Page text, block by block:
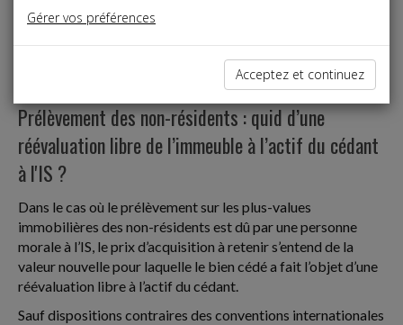
Prélèvement des non-résidents : quid d’une
réévaluation libre de l’immeuble à l’actif du cédant
à l'IS ?
Dans le cas où le prélèvement sur les plus-values
immobilières des non-résidents est dû par une personne
morale à l’IS, le prix d’acquisition à retenir s’entend de la
valeur nouvelle pour laquelle le bien cédé a fait l’objet d’une
réévaluation libre à l’actif du cédant.
Sauf dispositions contraires des conventions internationales
Gérer vos préférences
Acceptez et continuez